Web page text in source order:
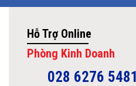
Hỗ Trợ Online
Phòng Kinh Doanh
028 6276 5481